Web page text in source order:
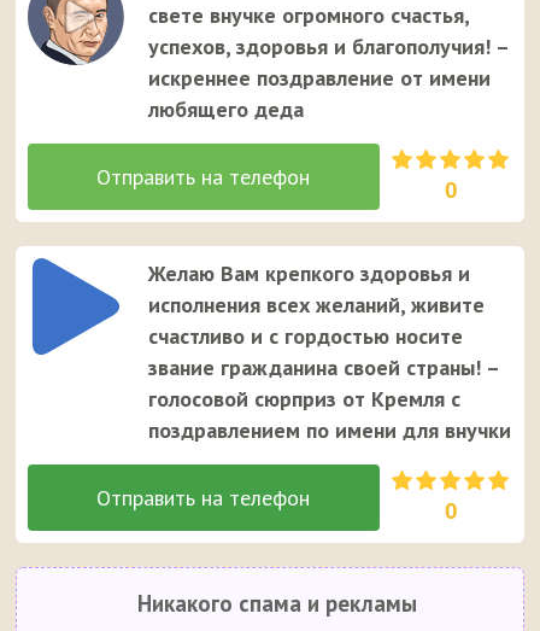
свете внучке огромного счастья,
успехов, здоровья и благополучия! –
искреннее поздравление от имени
любящего деда
0
Желаю Вам крепкого здоровья и
исполнения всех желаний, живите
счастливо и с гордостью носите
звание гражданина своей страны! –
голосовой сюрприз от Кремля с
поздравлением по имени для внучки
0
Никакого спама и рекламы